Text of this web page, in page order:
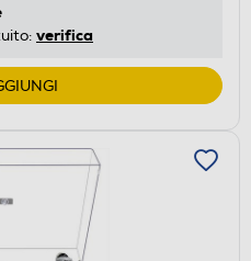
verifica